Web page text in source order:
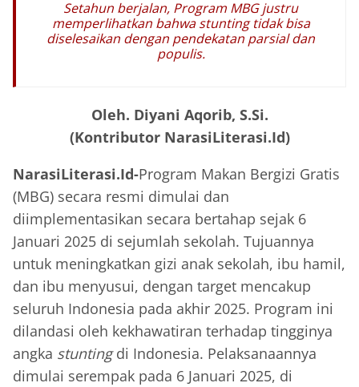
Setahun berjalan, Program MBG justru
memperlihatkan bahwa stunting tidak bisa
diselesaikan dengan pendekatan parsial dan
populis.
Oleh. Diyani Aqorib, S.Si.
(Kontributor NarasiLiterasi.Id)
NarasiLiterasi.Id-Program Makan Bergizi Gratis
(MBG) secara resmi dimulai dan
diimplementasikan secara bertahap sejak 6
Januari 2025 di sejumlah sekolah. Tujuannya
untuk meningkatkan gizi anak sekolah, ibu hamil,
dan ibu menyusui, dengan target mencakup
seluruh Indonesia pada akhir 2025. Program ini
dilandasi oleh kekhawatiran terhadap tingginya
angka stuntingdi Indonesia. Pelaksanaannya
dimulai serempak pada 6 Januari 2025, di